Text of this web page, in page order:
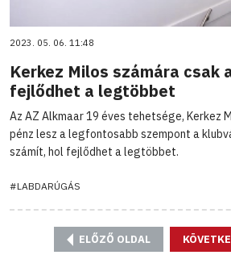
2023. 05. 06. 11:48
Kerkez Milos számára csak
fejlődhet a legtöbbet
Az AZ Alkmaar 19 éves tehetsége, Kerkez
pénz lesz a legfontosabb szempont a
számít, hol fejlődhet a legtöbbet.
#LABDARÚGÁS
ELŐZŐ OLDAL